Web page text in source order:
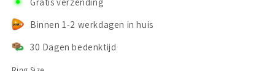
Binnen 1-2 werkdagen in huis
30 Dagen bedenktijd